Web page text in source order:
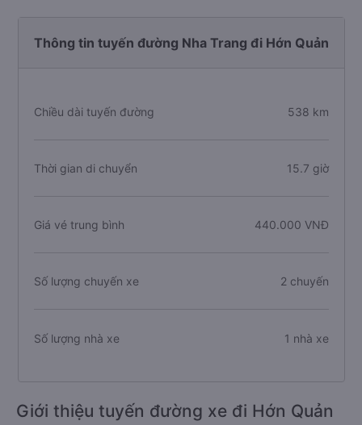
Thông tin tuyến đường Nha Trang đi Hớn Quản
Chiều dài tuyến đường 538 km
Thời gian di chuyển 15.7 giờ
Giá vé trung bình 440.000 VNĐ
Số lượng chuyến xe 2 chuyến
Số lượng nhà xe 1 nhà xe
Giới thiệu tuyến đường xe đi Hớn Quản